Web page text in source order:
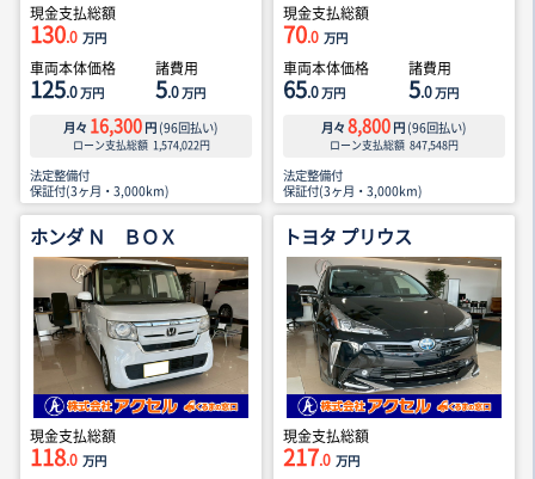
現金支払総額
130.0 万円
車両本体価格
125.0万円
諸費用
5.0万円
月々 16,300 円 (96回払い)
ローン支払総額 1,574,022円
法定整備付
保証付(3ヶ月・3,000km)
現金支払総額
70.0 万円
車両本体価格
65.0万円
諸費用
5.0万円
月々 8,800 円 (96回払い)
ローン支払総額 847,548円
法定整備付
保証付(3ヶ月・3,000km)
ホンダ Ｎ ＢＯＸ
現金支払総額
118.0 万円
トヨタ プリウス
現金支払総額
217.0 万円